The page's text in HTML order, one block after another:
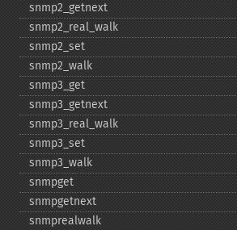
snmp2_​getnext
snmp2_​real_​walk
snmp2_​set
snmp2_​walk
snmp3_​get
snmp3_​getnext
snmp3_​real_​walk
snmp3_​set
snmp3_​walk
snmpget
snmpgetnext
snmprealwalk